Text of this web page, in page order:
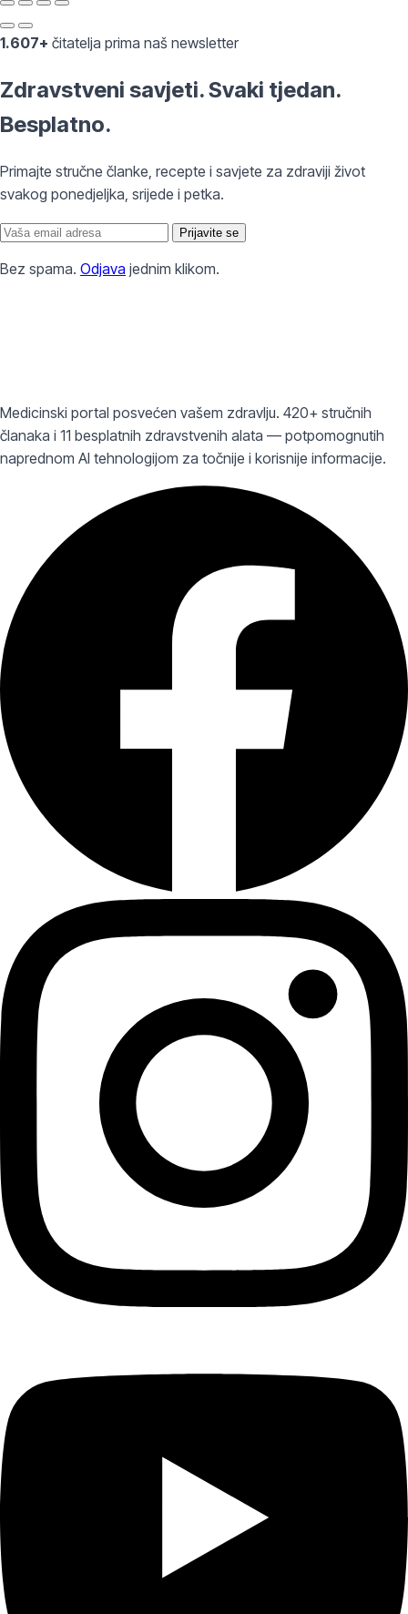
1.607+ čitatelja prima naš newsletter
Zdravstveni savjeti. Svaki tjedan.
Besplatno.
Primajte stručne članke, recepte i savjete za zdraviji život
svakog ponedjeljka, srijede i petka.
Prijavite se
Bez spama. Odjava jednim klikom.
Medicinski portal posvećen vašem zdravlju. 420+ stručnih
članaka i 11 besplatnih zdravstvenih alata — potpomognutih
naprednom AI tehnologijom za točnije i korisnije informacije.